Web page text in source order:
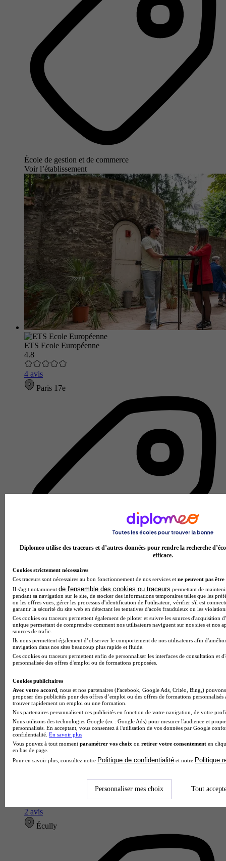
École de gestion et de commerce
Voir l’établissement
ETS Ecole Européenne
4.8
4 avis
Paris 17e
École de gestion et de commerce
Voir l’établissement
2 avis
Écully
Diplomeo utilise des traceurs et d’autres données pour rendre la recherche
efficace.
Cookies strictement nécessaires
Ces traceurs sont nécessaires au bon fonctionnement de nos services et ne peuvent pas être
Il s'agit notamment de l'ensemble des cookies ou traceurs permettant de
pendant sa navigation sur le site, de stocker des informations temporaires telles que les
ou les offres vues, gérer les processus d'identification de l'utilisateur, vérifier s'il est
garantir la sécurité du site web en détectant les tentatives d'accès frauduleux ou les
Ces cookies ou traceurs permettent également de piloter et suivre les sources d'acquisition
unique permettant de comprendre comment nos utilisateurs naviguent sur nos sites et nos
sources de trafic.
Ils nous permettent également d’observer le comportement de nos utilisateurs afin
navigation dans nos sites beaucoup plus rapide et fluide.
Ces cookies ou traceurs permettent enfin de personnaliser les interfaces de consultation et
personnalisée des offres d'emploi ou de formations proposées.
Cookies publicitaires
Avec votre accord , nous et nos partenaires (Facebook, Google Ads, Critéo, Bing,)
proposer des publicités pour des offres d’emploi ou des offres de formations
trouver rapidement un emploi ou une formation.
Nos partenaires personnalisent ces publicités en fonction de votre navigation, de votre
Nous utilisons des technologies Google (ex : Google Ads) pour mesurer l'audience et
personnalisés. En acceptant, vous consentez à l'utilisation de vos données par Google
confidentialité. En savoir plus
Vous pouvez à tout moment paramétrer vos choix ou retirer votre consentement en
en bas de page.
Pour en savoir plus, consultez notre Politique de confidentialité et notre Politique
Personnaliser mes choix Tout